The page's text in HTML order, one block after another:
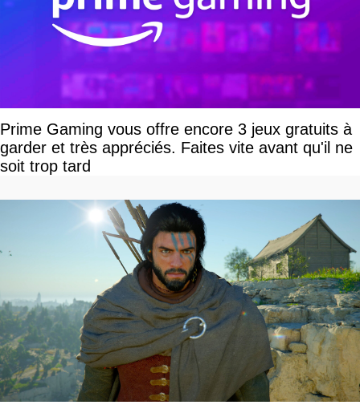
Prime Gaming vous offre encore 3 jeux gratuits à
garder et très appréciés. Faites vite avant qu'il ne
soit trop tard